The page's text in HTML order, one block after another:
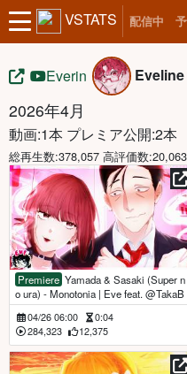
VSTATS 配信中
Everin
2026年4月
動画:1本 プレミア公開:2本
総再生数:378,057 高評価数:20,063
PremiereYamada & Sasaki (Super n
o ura) - Monotonia | Eve feat. @TakaB
04/26 06:00
0:04
284,323
12,375